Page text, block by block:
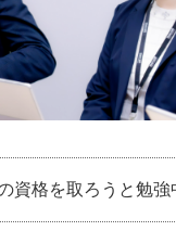
資格を取ろうと勉